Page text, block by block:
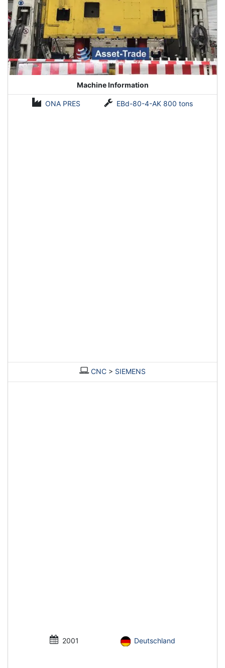
Machine Information
ONA PRES EBd-80-4-AK 800 tons
CNC > SIEMENS
2001 Deutschland